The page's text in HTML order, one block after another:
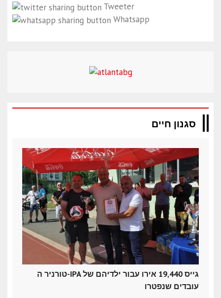
Tweeter
Whatsapp
סגנון חיים
טורניר ה-IPA גייס 19,440 אירו עבור ילדיהם של
עובדים שנפטרו